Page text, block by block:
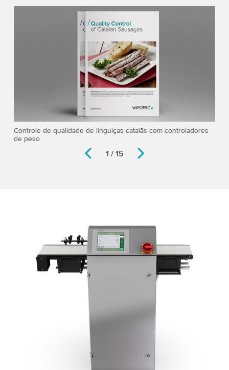
1 / 15
Controle de qualidade de linguiças catalãs com controladores
de peso